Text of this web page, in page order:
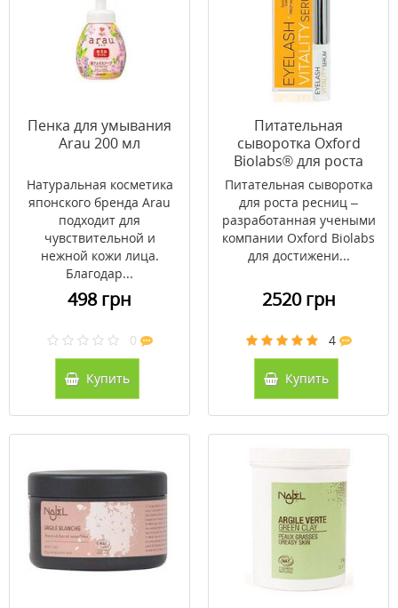
Пенка для умывания
Arau 200 мл
Натуральная косметика
японского бренда Arau
подходит для
чувствительной и
нежной кожи лица.
Благодар...
498 грн
0
Купить
Питательная
сыворотка Oxford
Biolabs® для роста
ресниц 3,5 мл
Питательная сыворотка
для роста ресниц –
разработанная учеными
компании Oxford Biolabs
для достижени...
2520 грн
4
Купить